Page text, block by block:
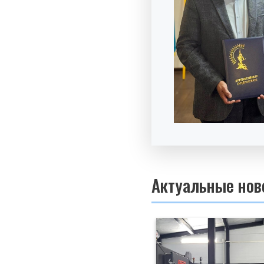
Актуальные